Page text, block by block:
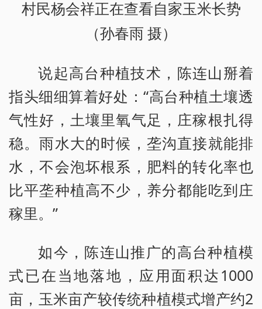
村民杨会祥正在查看自家玉米长势
（孙春雨 摄）
说起高台种植技术，陈连山掰着
指头细细算着好处：“高台种植土壤透
气性好，土壤里氧气足，庄稼根扎得
稳。雨水大的时候，垄沟直接就能排
水，不会泡坏根系，肥料的转化率也
比平垄种植高不少，养分都能吃到庄
稼里。”
如今，陈连山推广的高台种植模
式已在当地落地，应用面积达1000
亩，玉米亩产较传统种植模式增产约2